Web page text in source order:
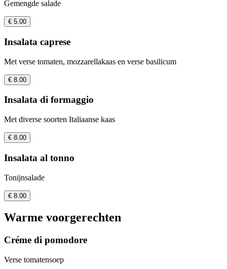
Gemengde salade
€ 5.00
Insalata caprese
Met verse tomaten, mozzarellakaas en verse basilicum
€ 8.00
Insalata di formaggio
Met diverse soorten Italiaanse kaas
€ 8.00
Insalata al tonno
Tonijnsalade
€ 8.00
Warme voorgerechten
Créme di pomodore
Verse tomatensoep